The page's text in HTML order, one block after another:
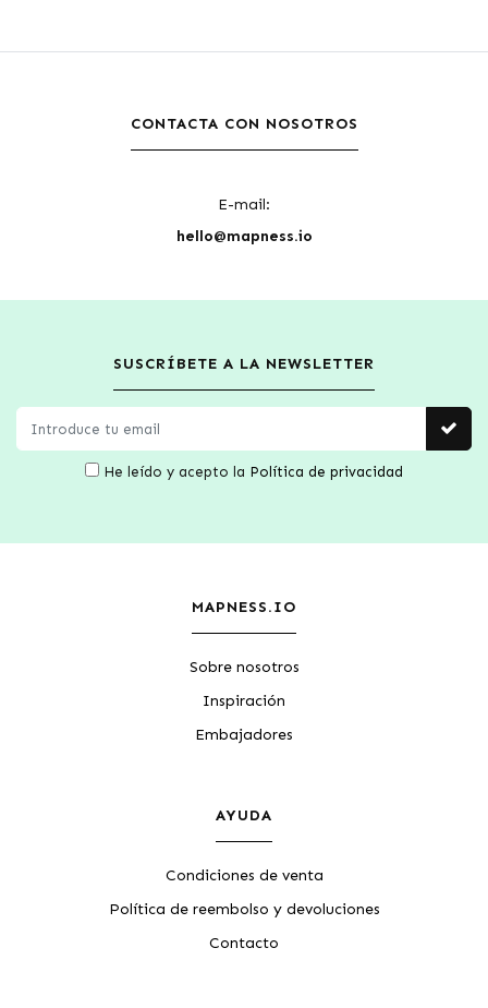
CONTACTA CON NOSOTROS
E-mail:
hello@mapness.io
SUSCRÍBETE A LA NEWSLETTER
He leído y acepto la Política de privacidad
MAPNESS.IO
Sobre nosotros
Inspiración
Embajadores
AYUDA
Condiciones de venta
Política de reembolso y devoluciones
Contacto